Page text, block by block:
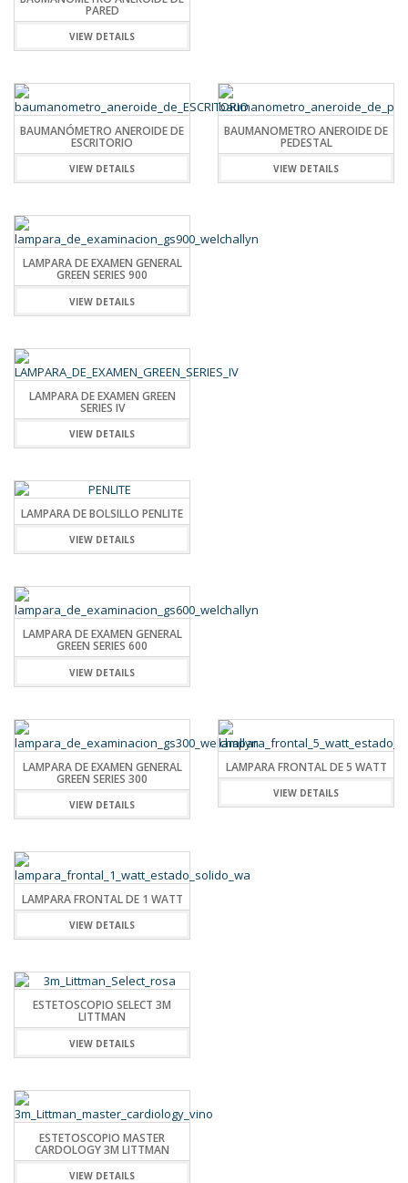
PARED
VIEW DETAILS
BAUMANÓMETRO ANEROIDE DE
ESCRITORIO
VIEW DETAILS
BAUMANOMETRO ANEROIDE DE
PEDESTAL
VIEW DETAILS
LAMPARA DE EXAMEN GENERAL
GREEN SERIES 900
VIEW DETAILS
LAMPARA DE EXAMEN GREEN
SERIES IV
VIEW DETAILS
LAMPARA DE BOLSILLO PENLITE
VIEW DETAILS
LAMPARA DE EXAMEN GENERAL
GREEN SERIES 600
VIEW DETAILS
LAMPARA DE EXAMEN GENERAL
GREEN SERIES 300
VIEW DETAILS
LAMPARA FRONTAL DE 5 WATT
VIEW DETAILS
LAMPARA FRONTAL DE 1 WATT
VIEW DETAILS
ESTETOSCOPIO SELECT 3M
LITTMAN
VIEW DETAILS
ESTETOSCOPIO MASTER
CARDOLOGY 3M LITTMAN
VIEW DETAILS